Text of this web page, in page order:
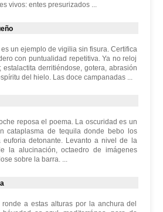
vivos: entes presurizados ...
un ejemplo de vigilia sin fisura. Certifica
con puntualidad repetitiva. Ya no reloj
estalactita derritiéndose, gotera, abrasión
del hielo. Las doce campanadas ...
reposa el poema. La oscuridad es un
cataplasma de tequila donde bebo los
euforia detonante. Levanto a nivel de la
la alucinación, octaedro de imágenes
sobre la barra. ...
a estas alturas por la anchura del